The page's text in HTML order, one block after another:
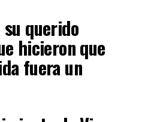
su querido
hicieron que
fuera un